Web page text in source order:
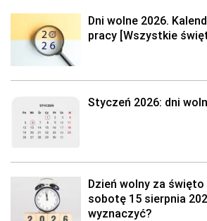
Dni wolne 2026.
pracy [Wszystkie
Styczeń 2026: dni
Dzień wolny za
sobotę 15 sierpnia
wyznaczyć?